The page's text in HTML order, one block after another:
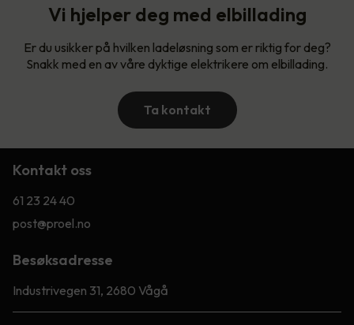
Vi hjelper deg med elbillading
Er du usikker på hvilken ladeløsning som er riktig for deg?
Snakk med en av våre dyktige elektrikere om elbillading.
Ta kontakt
Kontakt oss
61 23 24 40
post@proel.no
Besøksadresse
Industrivegen 31, 2680 Vågå